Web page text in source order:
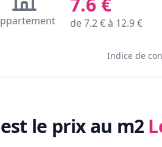
de7.2€ à 12.9€
Indice de
le prix au m2